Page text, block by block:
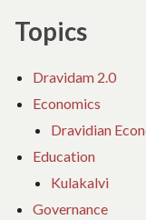
Topics
Dravidam 2.0
Economics
Dravidian
Education
Kulakalvi
Governance